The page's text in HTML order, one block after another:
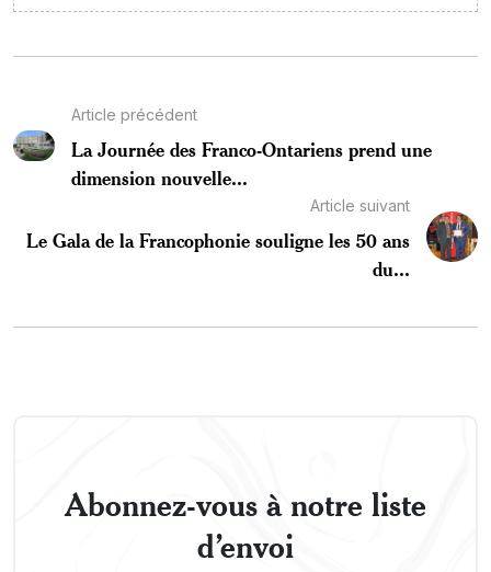
Article précédent
La Journée des Franco-Ontariens prend une
dimension nouvelle...
Article suivant
Le Gala de la Francophonie souligne les 50 ans
du...
Abonnez-vous à notre liste
d’envoi